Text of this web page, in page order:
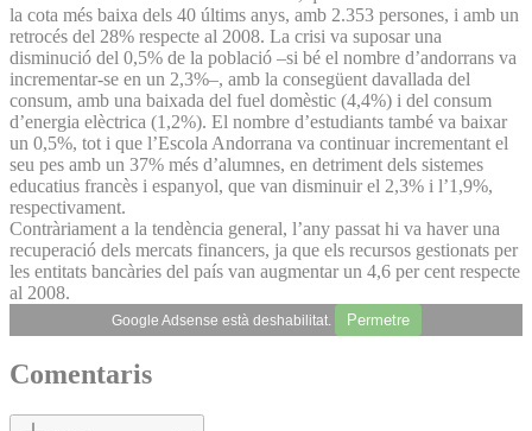
la cota més baixa dels 40 últims anys, amb 2.353 persones, i amb un
retrocés del 28% respecte al 2008. La crisi va suposar una
disminució del 0,5% de la població –si bé el nombre d’andorrans va
incrementar-se en un 2,3%–, amb la consegüent davallada del
consum, amb una baixada del fuel domèstic (4,4%) i del consum
d’energia elèctrica (1,2%). El nombre d’estudiants també va baixar
un 0,5%, tot i que l’Escola Andorrana va continuar incrementant el
seu pes amb un 37% més d’alumnes, en detriment dels sistemes
educatius francès i espanyol, que van disminuir el 2,3% i l’1,9%,
respectivament.
Contràriament a la tendència general, l’any passat hi va haver una
recuperació dels mercats financers, ja que els recursos gestionats per
les entitats bancàries del país van augmentar un 4,6 per cent respecte
al 2008.
Google Adsense està deshabilitat. Permetre
Comentaris